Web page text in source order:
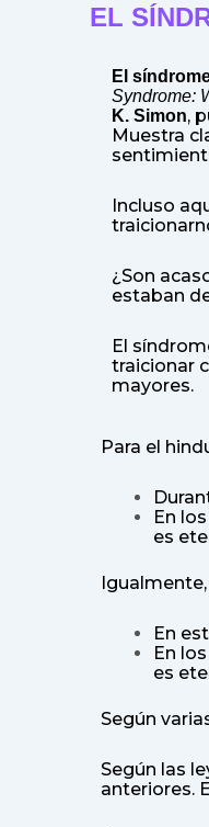
EL
El
Syndrome:
K. Simon,
Muestra
Incluso
¿Son
estaban
El
traicionar
mayores.
Para el
En
es
En
En
es
Según
Según las
anteriores.